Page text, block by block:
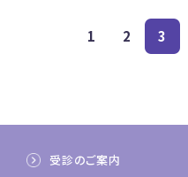
1 2 3
受診のご案内